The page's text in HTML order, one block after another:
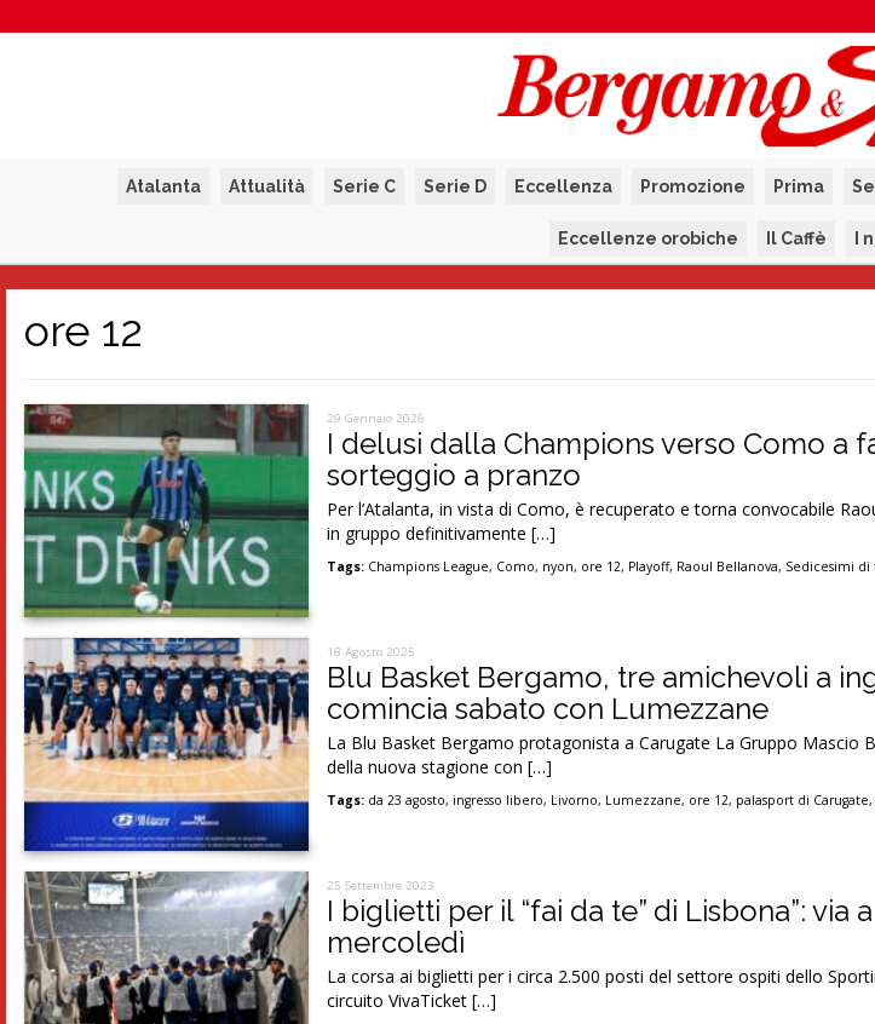
Atalanta Attualità Serie C Serie D Eccellenza Promozione Prima
Eccellenze orobiche Il Caffè I
ore 12
29 Gennaio 2026
I delusi dalla Champions verso Como a
sorteggio a pranzo
Per l’Atalanta, in vista di Como, è recuperato e torna convocabile
in gruppo definitivamente […]
Tags: Champions League, Como, nyon, ore 12, Playoff, Raoul Bellanova, Sedicesimi di
18 Agosto 2025
Blu Basket Bergamo, tre amichevoli a
comincia sabato con Lumezzane
La Blu Basket Bergamo protagonista a Carugate La Gruppo Mascio
della nuova stagione con […]
Tags: da 23 agosto, ingresso libero, Livorno, Lumezzane, ore 12, palasport di Carugate
25 Settembre 2023
I biglietti per il “fai da te” di Lisbona”: via
mercoledì
La corsa ai biglietti per i circa 2.500 posti del settore ospiti dello
circuito VivaTicket […]